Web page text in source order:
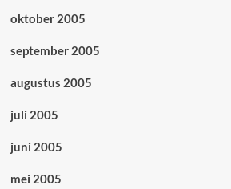
oktober 2005
september 2005
augustus 2005
juli 2005
juni 2005
mei 2005